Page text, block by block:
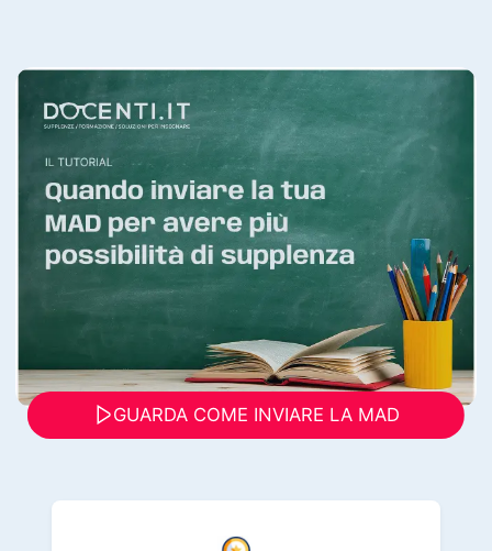
GUARDA COME INVIARE LA MAD